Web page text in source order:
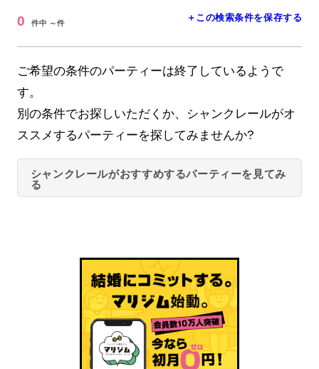
0 件中 ～件 ＋この検索条件を保存する
ご希望の条件のパーティーは終了しているようで
す。
別の条件でお探しいただくか、シャンクレールがオ
ススメするパーティーを探してみませんか?
シャンクレールがおすすめするパーティーを見てみ
る